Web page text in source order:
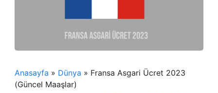
Anasayfa » Dünya » Fransa Asgari Ücret 2023
(Güncel Maaşlar)